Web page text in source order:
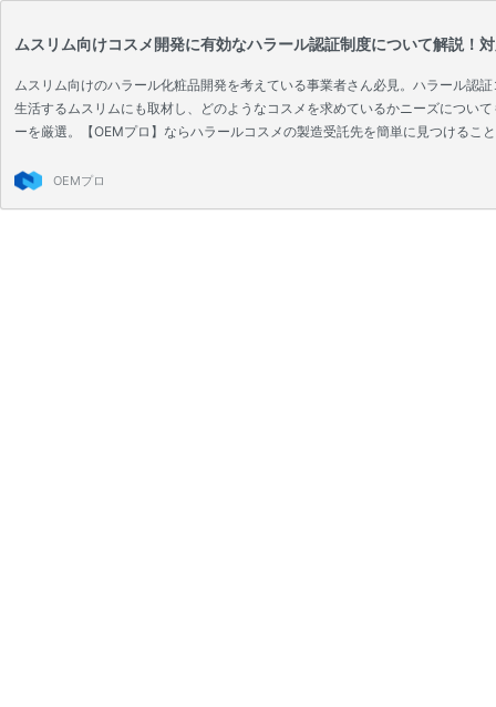
ムスリム向けコスメ開発に有効なハラール認証制度について解説！
ムスリム向けのハラール化粧品開発を考えている事業者さん必見。ハラール認
生活するムスリムにも取材し、どのようなコスメを求めているかニーズについ
ーを厳選。【OEMプロ】ならハラールコスメの製造受託先を簡単に見つけるこ
OEMプロ